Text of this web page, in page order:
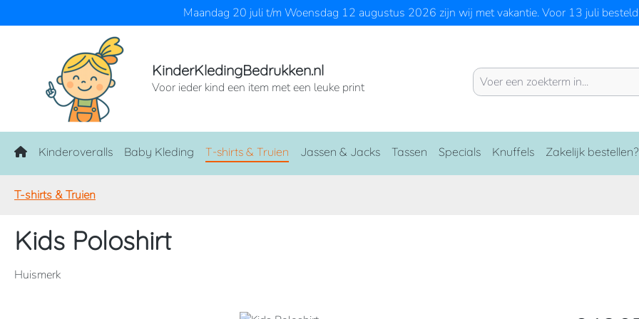
Maandag 20 juli t/m Woensdag 12 augustus 2026 zijn wij met vakantie. Voor 13 juli
KinderKledingBedrukken.nl
Voor ieder kind een item met een leuke print
Home
Kinderoveralls Baby Kleding T-shirts & Truien Jassen & Jacks Tassen Specials Knuffels Zakelijk bestellen?
T-shirts & Truien
Kids Poloshirt
Huismerk